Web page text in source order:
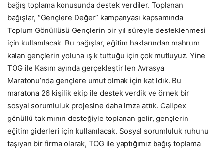
bağış toplama konusunda destek verdiler. Toplanan
bağışlar, “Gençlere Değer” kampanyası kapsamında
Toplum Gönüllüsü Gençlerin bir yıl süreyle desteklenmesi
için kullanılacak. Bu bağışlar, eğitim haklarından mahrum
kalan gençlerin yoluna ışık tuttuğu için çok mutluyuz. Yine
TOG ile Kasım ayında gerçekleştirilen Avrasya
Maratonu’nda gençlere umut olmak için katıldık. Bu
maratona 26 kişilik ekip ile destek verdik ve örnek bir
sosyal sorumluluk projesine daha imza attık. Callpex
gönüllü takımının desteğiyle toplanan gelir, gençlerin
eğitim giderleri için kullanılacak. Sosyal sorumluluk ruhunu
taşıyan bir firma olarak, TOG ile yaptığımız bağış toplama